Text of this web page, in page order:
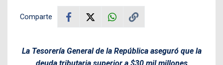
Comparte
La Tesorería General de la República aseguró que la